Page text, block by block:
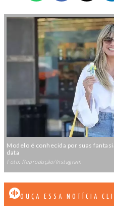
Modelo é conhecida por suas
data
Foto: Reprodução/Instagram
OUÇA ESSA NOTÍCIA